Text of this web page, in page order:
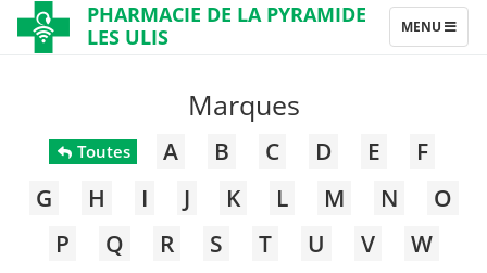
PHARMACIE DE LA PYRAMIDE
LES ULIS
TOGGLE
NAVIGATION
MENU
Marques
Toutes A B C D E
F
G
H I J K L M N
O
P
Q R S T U V
W